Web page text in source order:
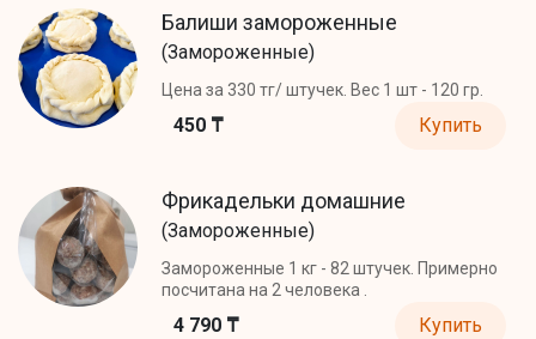
Балиши замороженные
(Замороженные)
Цена за 330 тг/ штучек. Вес 1 шт - 120 гр.
450 ₸ Купить
Фрикадельки домашние
(Замороженные)
Замороженные 1 кг - 82 штучек. Примерно
посчитана на 2 человека .
4 790 ₸ Купить